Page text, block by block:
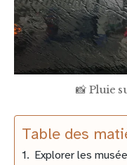
📸 Pluie
Table des
Explorer les